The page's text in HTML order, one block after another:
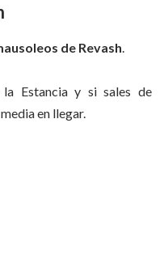
de Revash.
Estancia y si sales de
en llegar.